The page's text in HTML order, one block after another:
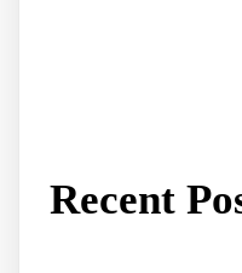
Recent